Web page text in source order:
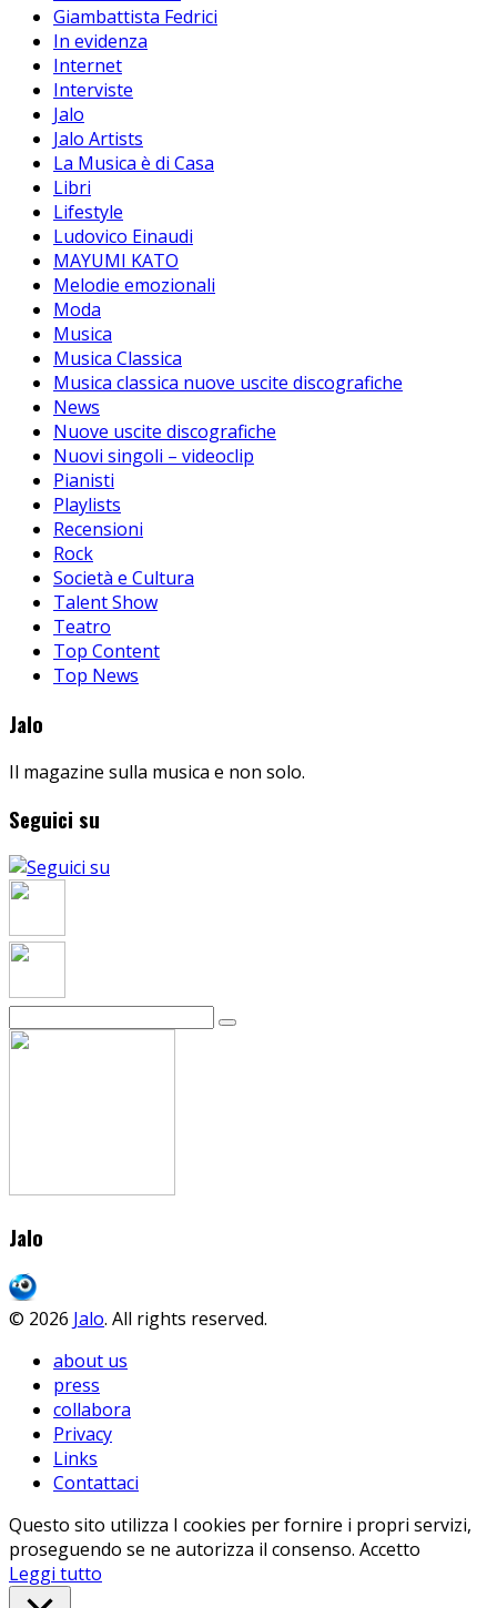
Giambattista Fedrici
In evidenza
Internet
Interviste
Jalo
Jalo Artists
La Musica è di Casa
Libri
Lifestyle
Ludovico Einaudi
MAYUMI KATO
Melodie emozionali
Moda
Musica
Musica Classica
Musica classica nuove uscite discografiche
News
Nuove uscite discografiche
Nuovi singoli – videoclip
Pianisti
Playlists
Recensioni
Rock
Società e Cultura
Talent Show
Teatro
Top Content
Top News
Jalo
Il magazine sulla musica e non solo.
Seguici su
Jalo
© 2026 Jalo. All rights reserved.
about us
press
collabora
Privacy
Links
Contattaci
Questo sito utilizza I cookies per fornire i propri servizi,
proseguendo se ne autorizza il consenso. Accetto
Leggi tutto